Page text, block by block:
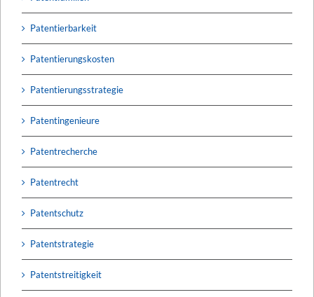
Patentierbarkeit
Patentierungskosten
Patentierungsstrategie
Patentingenieure
Patentrecherche
Patentrecht
Patentschutz
Patentstrategie
Patentstreitigkeit